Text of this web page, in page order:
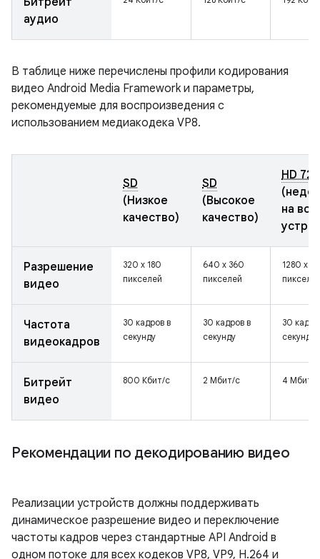
аудио
В таблице ниже перечислены профили кодирования
видео Android Media Framework и параметры,
рекомендуемые для воспроизведения с
использованием медиакодека VP8.
SD
(Низкое
качество)
SD
(Высокое
качество)
HD
на
Разрешение
видео
320 x 180
пикселей
640 x 360
пикселей
1280 x
Частота
видеокадров
30 кадров в
секунду
30 кадров в
секунду
30
секунду
Битрейт
видео
800 Кбит/с 2 Мбит/с 4 Мбит/с
Рекомендации по декодированию видео
Реализации устройств должны поддерживать
динамическое разрешение видео и переключение
частоты кадров через стандартные API Android в
одном потоке для всех кодеков VP8, VP9, ​​H.264 и